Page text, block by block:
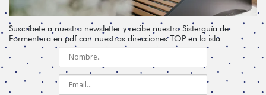
Suscríbete a nuestra newsletter y recibe nuestra Sisterguía de
Formentera en pdf con nuestras direcciones TOP en la isla